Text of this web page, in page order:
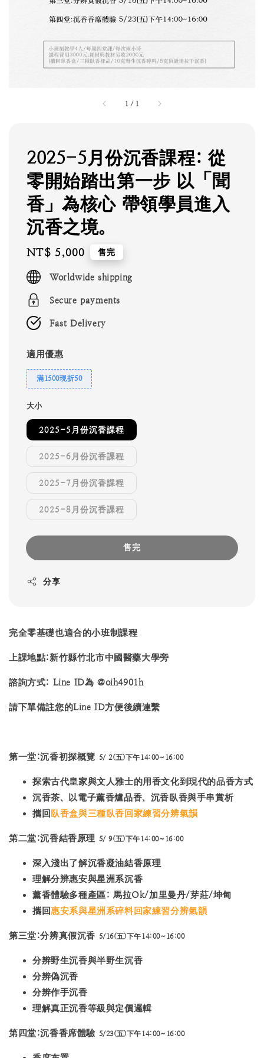
1 / 1
2025-5月份沉香課程: 從
零開始踏出第一步 以「聞
香」為核心 帶領學員進入
沉香之境。
Regular
price
NT$ 5,000 售完
Worldwide shipping
Secure payments
Fast Delivery
適用優惠
滿1500現折50
大小
2025-5月份沉香課程
2025-6月份沉香課程
2025-7月份沉香課程
2025-8月份沉香課程
售完
分享
完全零基礎也適合的小班制課程
上課地點:新竹縣竹北市中國醫藥大學旁
諮詢方式: Line ID為 @oih4901h
請下單備註您的Line ID方便後續連繫
第一堂:沉香初探概覽 5/ 2(五)下午14:00~16:00
探索古代皇家與文人雅士的用香文化到現代的品香方式
沉香茶、以電子薰香爐品香、沉香臥香與手串賞析
攜回臥香盒與三種臥香回家練習分辨氣韻
第二堂:沉香結香原理 5/ 9(五)下午14:00~16:00
深入淺出了解沉香凝油結香原理
理解分辨惠安與星洲系沉香
薰香體驗多種產區: 馬拉Ok/加里曼丹/芽莊/坤甸
攜回惠安系與星洲系碎料回家練習分辨氣韻
第三堂:分辨真假沉香 5/16(五)下午14:00~16:00
分辨野生沉香與半野生沉香
分辨偽沉香
分辨作手沉香
理解真正沉香等級與定價邏輯
第四堂:沉香香席體驗 5/23(五)下午14:00~16:00